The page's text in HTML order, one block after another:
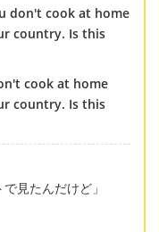
don't cook at home
country. Is this
cook at home
country. Is this
見たんだけど」